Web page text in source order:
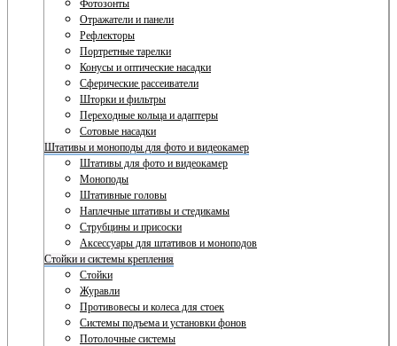
Фотозонты
Отражатели и панели
Рефлекторы
Портретные тарелки
Конусы и оптические насадки
Сферические рассеиватели
Шторки и фильтры
Переходные кольца и адаптеры
Сотовые насадки
Штативы и моноподы для фото и видеокамер
Штативы для фото и видеокамер
Моноподы
Штативные головы
Наплечные штативы и стедикамы
Струбцины и присоски
Аксессуары для штативов и моноподов
Стойки и системы крепления
Стойки
Журавли
Противовесы и колеса для стоек
Системы подъема и установки фонов
Потолочные системы